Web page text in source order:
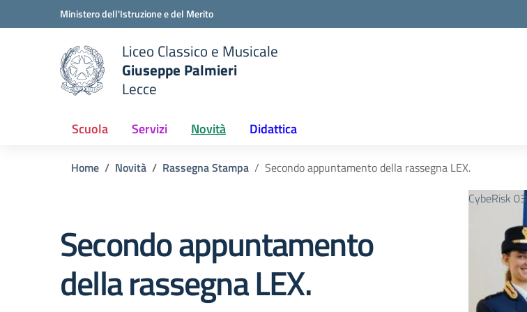
Vai ai contenuti
Vai al menu di navigazioneMinistero dell'Istruzione e del Merito
scuola
Liceo Classico e Musicale
Giuseppe Palmieri
Lecce
Scuola Servizi Novità Didattica
Home Novità Rassegna Stampa
Secondo appuntamento della rassegna LEX.
CybeRisk 03
Secondo appuntamento
della rassegna LEX.